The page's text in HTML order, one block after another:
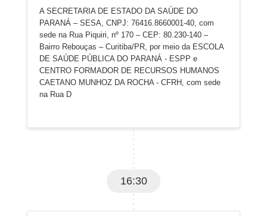
A SECRETARIA DE ESTADO DA SAÚDE DO
PARANÁ – SESA, CNPJ: 76416.8660001-40, com
sede na Rua Piquiri, nº 170 – CEP: 80.230-140 –
Bairro Rebouças – Curitiba/PR, por meio da ESCOLA
DE SAÚDE PÚBLICA DO PARANÁ - ESPP e
CENTRO FORMADOR DE RECURSOS HUMANOS
CAETANO MUNHOZ DA ROCHA - CFRH, com sede
na Rua D
16:30